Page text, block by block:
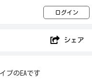
ログイン
シェア
プのEAです